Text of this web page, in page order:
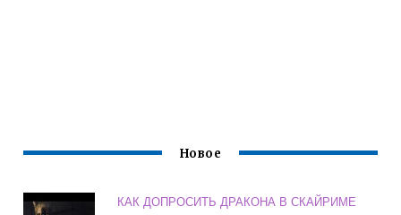
Новое
КАК ДОПРОСИТЬ ДРАКОНА В СКАЙРИМЕ